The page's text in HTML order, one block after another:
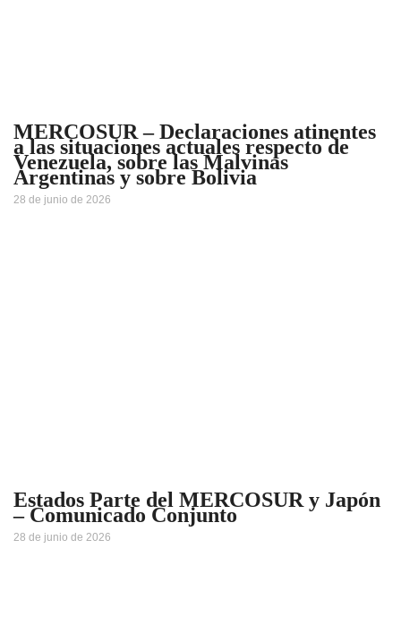
MERCOSUR – Declaraciones atinentes
a las situaciones actuales respecto de
Venezuela, sobre las Malvinas
Argentinas y sobre Bolivia
28 de junio de 2026
Estados Parte del MERCOSUR y Japón
– Comunicado Conjunto
28 de junio de 2026